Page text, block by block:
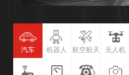
汽车 机器人 航空航天 无人机